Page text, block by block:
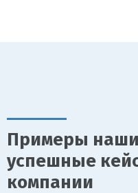
Примеры
успешные
компании